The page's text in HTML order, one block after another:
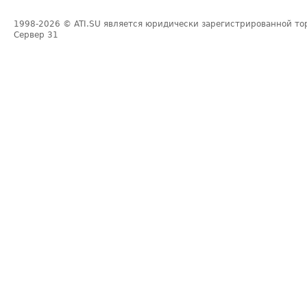
1998-2026 © ATI.SU является юридически зарегистрированной
Сервер 31